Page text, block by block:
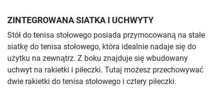
ZINTEGROWANA SIATKA I UCHWYTY
Stół do tenisa stołowego posiada przymocowaną na stałe
siatkę do tenisa stołowego, która idealnie nadaje się do
użytku na zewnątrz. Z boku znajduje się wbudowany
uchwyt na rakietki i piłeczki. Tutaj możesz przechowywać
dwie rakietki do tenisa stołowego i cztery piłeczki.